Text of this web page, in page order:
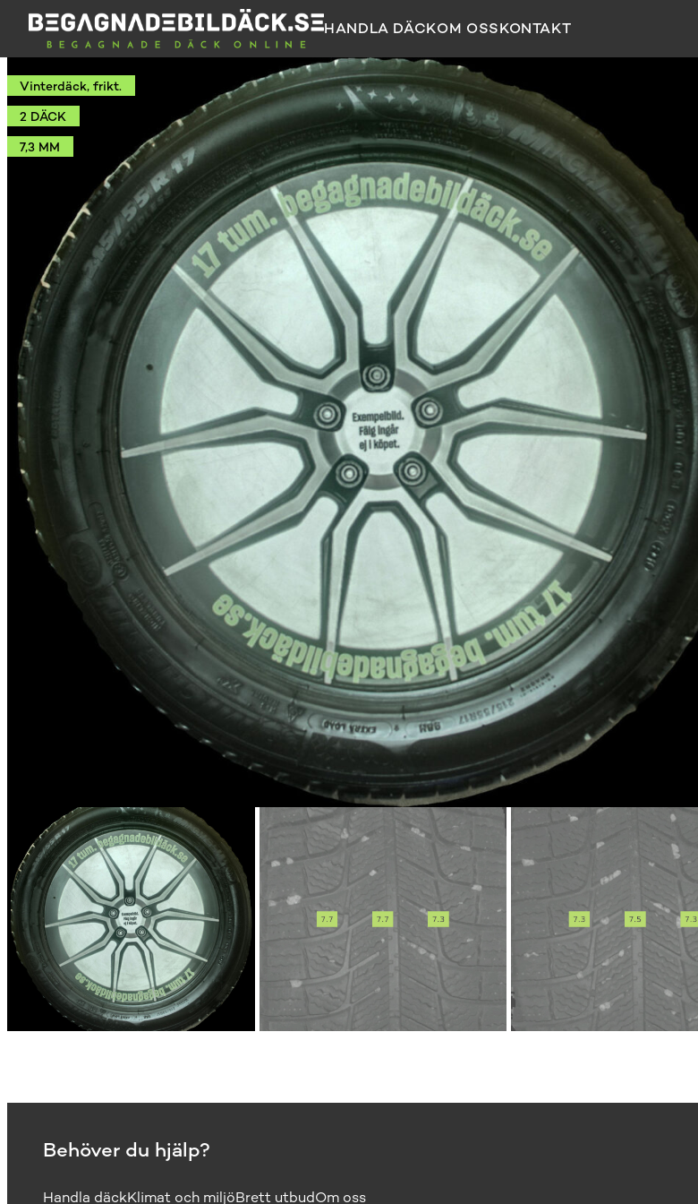
HANDLA DÄCKOM OSSKONTAKT
Vinterdäck, frikt.
2 DÄCK
7,3 MM
Behöver du hjälp?
Handla däckKlimat och miljöBrett utbudOm oss